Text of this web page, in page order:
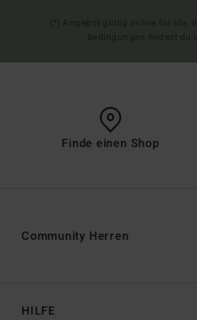
Finde einen Shop
HILFE
Community Herren